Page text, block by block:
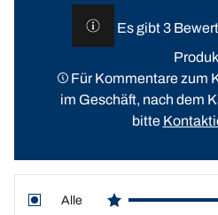
Es gibt 3
Für Kommentare zum
im Geschäft, nach dem
bitte
Alle
star reviews